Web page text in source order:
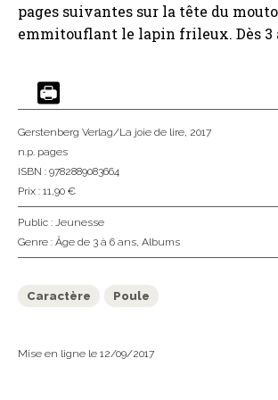
pages suivantes sur la tête du
emmitouflant le lapin frileux. Dès 3
Gerstenberg Verlag/La joie de lire, 2017
n.p. pages
ISBN : 9782889083664
Prix : 11,90 €
Public : Jeunesse
Genre : Âge de 3 à 6 ans, Albums
Caractère Poule
Mise en ligne le 12/09/2017